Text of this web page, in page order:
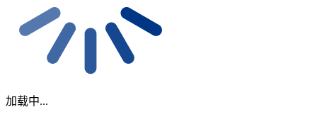
加载中...